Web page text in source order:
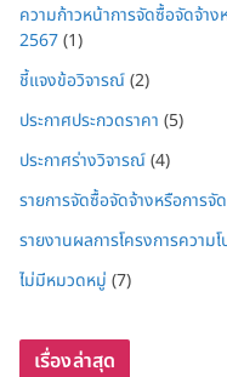
ความก้าวหน้าการจัดซื้อจัดจ้า
2567(1)
ชี้แจงข้อวิจารณ์(2)
ประกาศประกวดราคา (5)
ประกาศร่างวิจารณ์(4)
รายการจัดซื้อจัดจ้างหรือการ
รายงานผลการโครงการความ
ไม่มีหมวดหมู่ (7)
เรื่องล่าสุด